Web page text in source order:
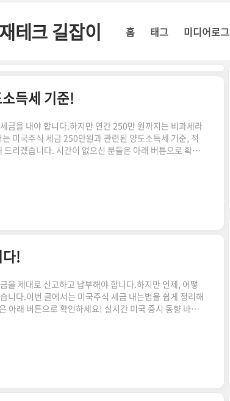
테크 길잡이 홈 태그 미디어로그
득세 기준!
금을 내야 합니다.하지만 연간 250만 원까지는 비과세라
미국주식 세금 250만원과 관련된 양도소득세 기준, 적
리겠습니다. 시간이 없으신 분들은 아래 버튼으로 확인
준미국 주식에서 발생하는 소득 중 양도소득은 1년간
념미국 주식을 매도하여 차익이 발생하면 세금 부과연간
에 대해 22% 세율 적용..
!
을 제대로 신고하고 납부해야 합니다.하지만 언제, 어떻
니다.이번 글에서는 미국주식 세금 내는법을 쉽게 정리해
아래 버튼으로 확인하세요! 실시간 미국 증시 동향 바로
양도소득세와 배당소득세가 있습니다.각 세금의 신고 및
까지는 비과세!250만 원 초과분에 대해 22% 세율 적용
월 1일~12월 31일** ..